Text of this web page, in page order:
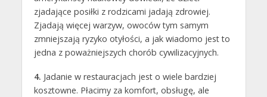
zjadające posiłki z rodzicami jadają zdrowiej.
Zjadają więcej warzyw, owoców tym samym
zmniejszają ryzyko otyłości, a jak wiadomo jest to
jedna z poważniejszych chorób cywilizacyjnych.
4. Jadanie w restauracjach jest o wiele bardziej
kosztowne. Płacimy za komfort, obsługę, ale